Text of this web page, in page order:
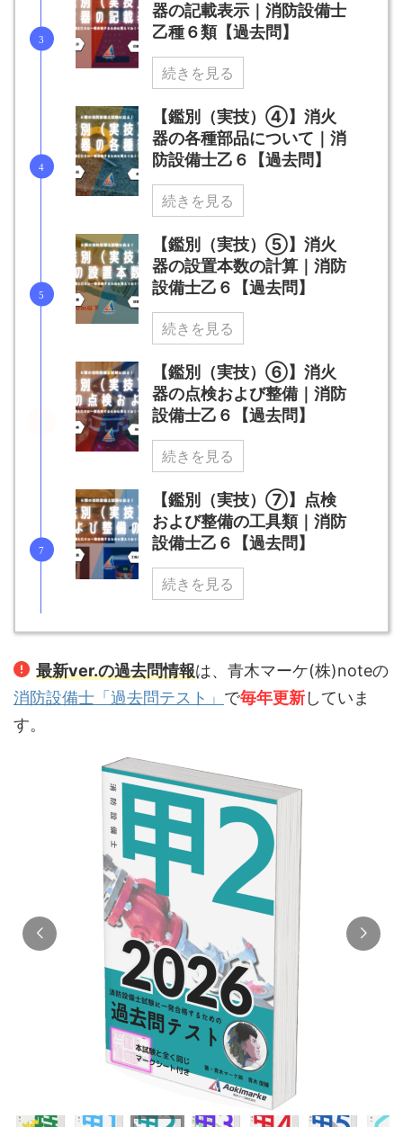
器の記載表示｜消防設備士
乙種６類【過去問】
続きを見る
【鑑別（実技）④】消火
器の各種部品について｜消
防設備士乙６【過去問】
続きを見る
【鑑別（実技）⑤】消火
器の設置本数の計算｜消防
設備士乙６【過去問】
続きを見る
【鑑別（実技）⑥】消火
器の点検および整備｜消防
設備士乙６【過去問】
続きを見る
【鑑別（実技）⑦】点検
および整備の工具類｜消防
設備士乙６【過去問】
続きを見る
最新ver.の過去問情報は、青木マーケ(株)noteの
消防設備士「過去問テスト」 で毎年更新していま
す。